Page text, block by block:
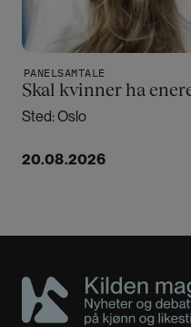
PANELSAMTALE
Skal kvinner ha
Sted: Oslo
20.08.2026